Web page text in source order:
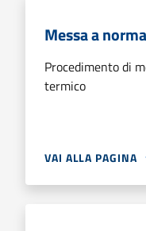
Messa a
Procedimento di
termico
VAI ALLA PAGINA